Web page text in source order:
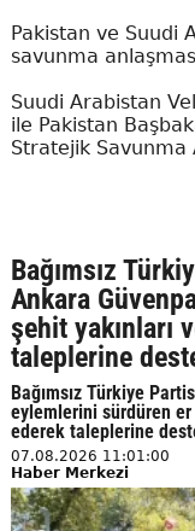
Pakistan ve Suudi
savunma
Suudi Arabistan
ile Pakistan
Stratejik Savunma
Bağımsız
Ankara
şehit yakınları
taleplerine
Bağımsız Türkiye
eylemlerini sürdüren
ederek taleplerine
07.08.2026 11:01:00
Haber Merkezi